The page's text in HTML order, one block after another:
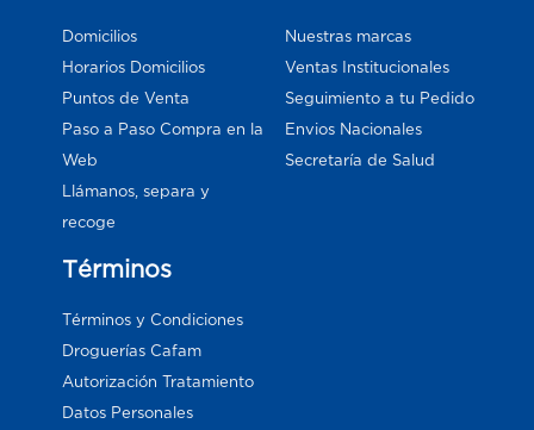
Domicilios
Horarios Domicilios
Puntos de Venta
Paso a Paso Compra en la
Web
Llámanos, separa y
recoge
Nuestras marcas
Ventas Institucionales
Seguimiento a tu Pedido
Envios Nacionales
Secretaría de Salud
Términos
Términos y Condiciones
Droguerías Cafam
Autorización Tratamiento
Datos Personales